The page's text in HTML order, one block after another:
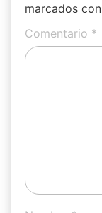
marcados con
Comentario *